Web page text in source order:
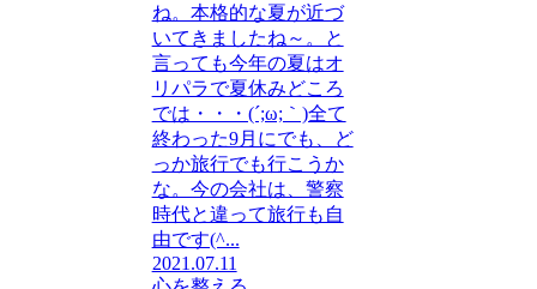
ね。本格的な夏が近づ
いてきましたね～。と
言っても今年の夏はオ
リパラで夏休みどころ
では・・・(´;ω;｀)全て
終わった9月にでも、ど
っか旅行でも行こうか
な。今の会社は、警察
時代と違って旅行も自
由です(^...
2021.07.11